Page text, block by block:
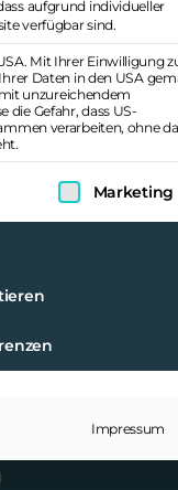
„Der
Um
aufgrund individueller
verfügbar sind.
Mit Ihrer Einwilligung
Daten in den USA
mit unzureichendem
die Gefahr, dass US-
verarbeiten, ohne
für die eine
Marketing
Impressum